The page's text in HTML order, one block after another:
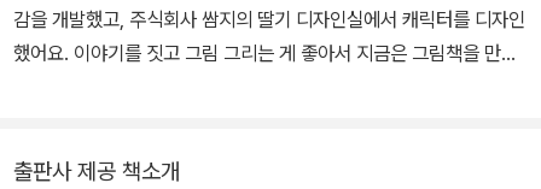
감을 개발했고, 주식회사 쌈지의 딸기 디자인실에서 캐릭터를 디자인
했어요. 이야기를 짓고 그림 그리는 게 좋아서 지금은 그림책을 만들
출판사 제공 책소개